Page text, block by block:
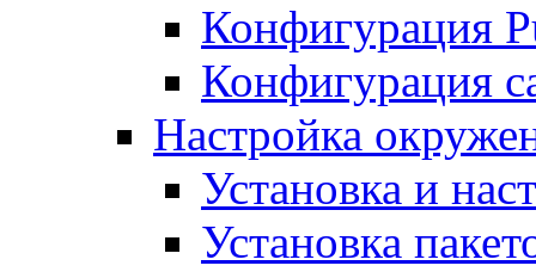
Конфигурация
Конфигурация
Настройка
Установка и
Установка